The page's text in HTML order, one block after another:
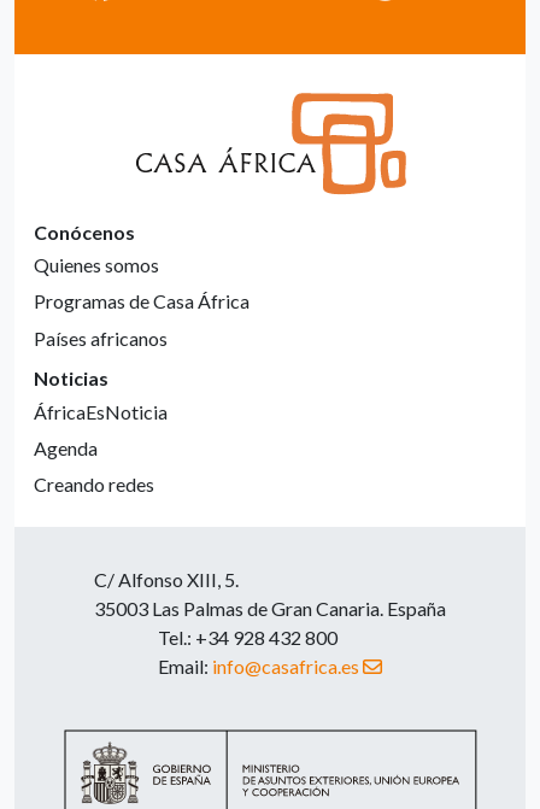
Conócenos
Quienes somos
Programas de Casa África
Países africanos
Noticias
ÁfricaEsNoticia
Agenda
Creando redes
C/ Alfonso XIII, 5.
35003 Las Palmas de Gran Canaria. España
Tel.: +34 928 432 800
Email: info@casafrica.es